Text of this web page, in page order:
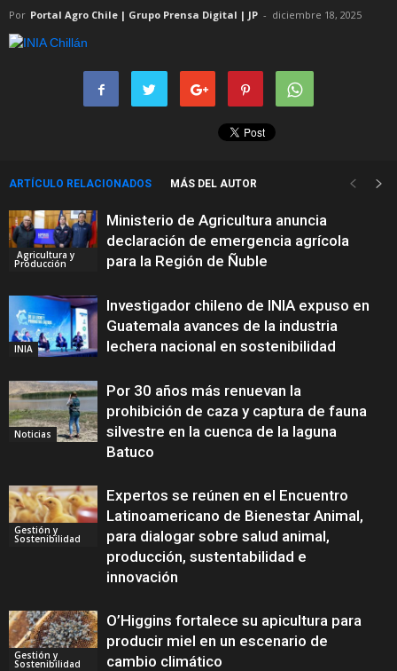
Por Portal Agro Chile | Grupo Prensa Digital | JP - diciembre 18, 2025
ARTÍCULO RELACIONADOS MÁS DEL AUTOR
Agricultura y
Producción
Ministerio de Agricultura anuncia
declaración de emergencia agrícola
para la Región de Ñuble
INIA
Investigador chileno de INIA expuso en
Guatemala avances de la industria
lechera nacional en sostenibilidad
Noticias
Por 30 años más renuevan la
prohibición de caza y captura de fauna
silvestre en la cuenca de la laguna
Batuco
Gestión y
Sostenibilidad
Expertos se reúnen en el Encuentro
Latinoamericano de Bienestar Animal,
para dialogar sobre salud animal,
producción, sustentabilidad e
innovación
Gestión y
Sostenibilidad
O’Higgins fortalece su apicultura para
producir miel en un escenario de
cambio climático